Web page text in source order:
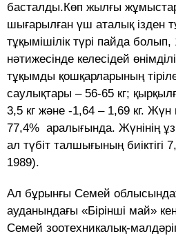
басталды.Көп жылғы
шығарылған үш аталық ізден
тұқымішілік түрі пайда болып,
нәтижесінде келесідей
тұқымды қошқарларының
саулықтары – 56-65 кг;
3,5 кг және -1,64 – 1,69 кг.
77,4% аралығында. Жүнінің
ал түбіт талшығының
1989).
Ал бұрынғы Семей
ауданындағы «Бірінші май»
Семей зоотехникалық-